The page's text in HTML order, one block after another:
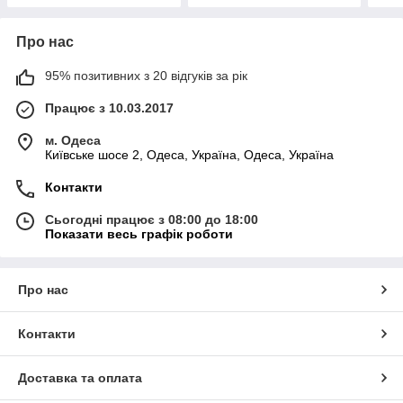
Про нас
95% позитивних з 20 відгуків за рік
Працює з 10.03.2017
м. Одеса
Київське шосе 2, Одеса, Україна, Одеса, Україна
Контакти
Сьогодні працює з 08:00 до 18:00
Показати весь графік роботи
Про нас
Контакти
Доставка та оплата